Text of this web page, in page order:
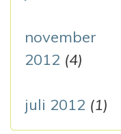
november
2012 (4)
juli 2012 (1)